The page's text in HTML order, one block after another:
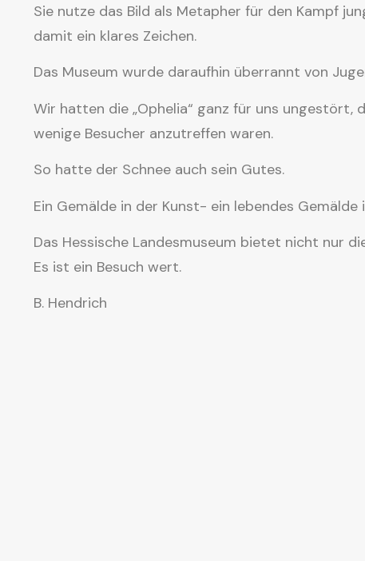
Sie nutze das Bild als Metapher für den Kampf
damit ein klares Zeichen.
Das Museum wurde daraufhin überrannt von
Wir hatten die „Ophelia“ ganz für uns ungestört,
wenige Besucher anzutreffen waren.
So hatte der Schnee auch sein Gutes.
Ein Gemälde in der Kunst- ein lebendes Gemälde
Das Hessische Landesmuseum bietet nicht nur
Es ist ein Besuch wert.
B. Hendrich